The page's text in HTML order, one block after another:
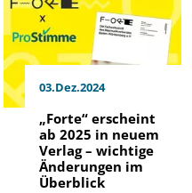
03.Dez.2024
„Forte“ erscheint
ab 2025 in neuem
Verlag – wichtige
Änderungen im
Überblick